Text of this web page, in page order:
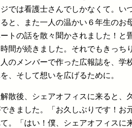
では看護士さんでしかなくて。い
と、また一人の温かい６年生のお
トの話を散々聞かされました！と
間が続きました。それでもきっち
のメンバーで作った広報誌を、学
、そして想いを広げるために。
散後、シェアオフィスに来ると、
きました。「お久しぶりです！
。「はい！僕、シェアオフィスに